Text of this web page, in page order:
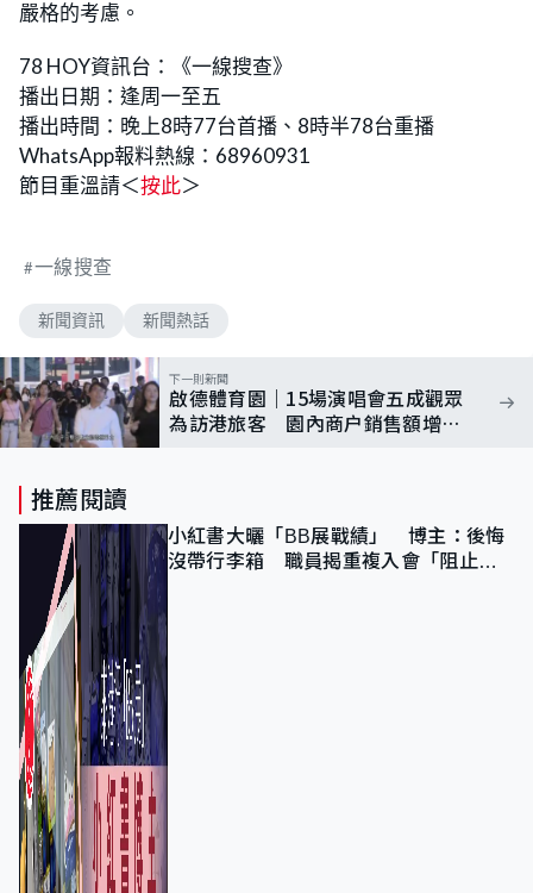
嚴格的考慮。
78 HOY資訊台：《一線搜查》
播出日期：逢周一至五
播出時間：晚上8時77台首播、8時半78台重播
WhatsApp報料熱線：68960931
節目重溫請＜按此＞
一線搜查
新聞資訊 新聞熱話
下一則新聞
啟德體育園｜15場演唱會五成觀眾
為訪港旅客 園內商户銷售額增加
推薦閱讀
小紅書大曬「BB展戰績」 博主：後悔
沒帶行李箱 職員揭重複入會「阻止唔